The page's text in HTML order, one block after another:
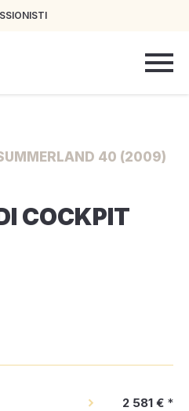
40 (2009)
COCKPIT
2 581 € *